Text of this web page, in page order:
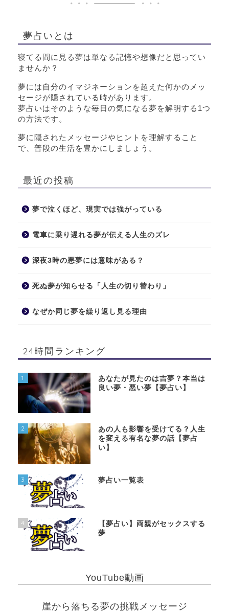
夢占いとは
寝てる間に見る夢は単なる記憶や想像だと思ってい
ませんか？
夢には自分のイマジネーションを超えた何かのメッ
セージが隠されている時があります。
夢占いはそのような毎日の気になる夢を解明する1つ
の方法です。
夢に隠されたメッセージやヒントを理解すること
で、普段の生活を豊かにしましょう。
最近の投稿
夢で泣くほど、現実では強がっている
電車に乗り遅れる夢が伝える人生のズレ
深夜3時の悪夢には意味がある？
死ぬ夢が知らせる「人生の切り替わり」
なぜか同じ夢を繰り返し見る理由
24時間ランキング
1
あなたが見たのは吉夢？本当は
良い夢・悪い夢【夢占い】
2
あの人も影響を受けてる？人生
を変える有名な夢の話【夢占
い】
3 夢占い一覧表
4
【夢占い】両親がセックスする
夢
YouTube動画
崖から落ちる夢の挑戦メッセージ